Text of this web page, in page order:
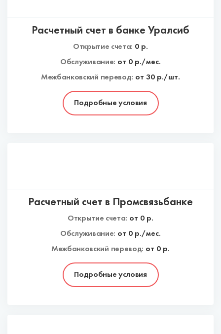
Подробные условия
Расчетный счет в банке Уралсиб
Открытие счета: 0 р.
Обслуживание: от 0р./мес.
Межбанковский перевод: от 30 р./шт.
Подробные условия
Расчетный счет в Промсвязьбанке
Открытие счета: от 0 р.
Обслуживание: от 0р./мес.
Межбанковский перевод: от 0 р.